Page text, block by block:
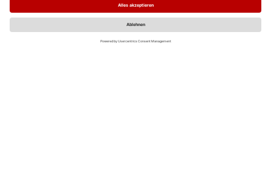
Impressum